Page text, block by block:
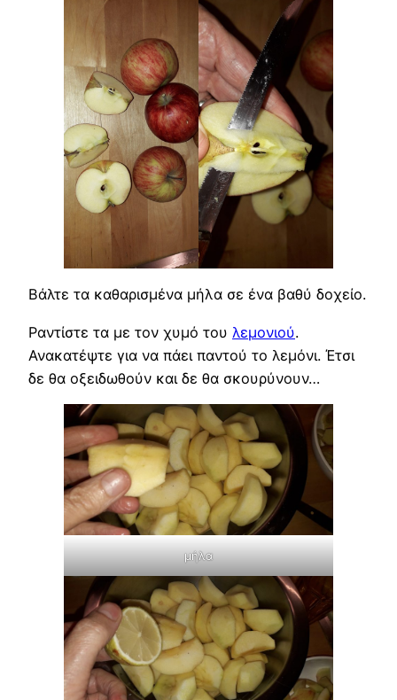
Βάλτε τα καθαρισμένα μήλα σε ένα βαθύ δοχείο.
Ραντίστε τα με τον χυμό του λεμονιού.
Ανακατέψτε για να πάει παντού το λεμόνι. Έτσι
δε θα οξειδωθούν και δε θα σκουρύνουν…
μήλα